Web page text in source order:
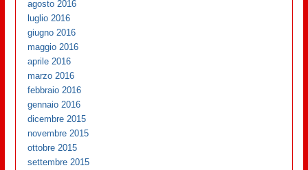
agosto 2016
luglio 2016
giugno 2016
maggio 2016
aprile 2016
marzo 2016
febbraio 2016
gennaio 2016
dicembre 2015
novembre 2015
ottobre 2015
settembre 2015